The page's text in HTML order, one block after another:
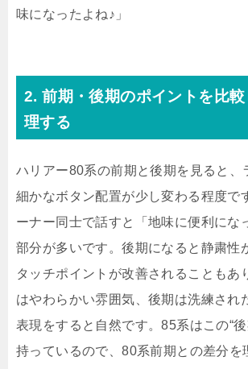
味になったよね♪」
2. 前期・後期のポイントを比
理する
ハリアー80系の前期と後期を見ると、
細かなボタン配置が少し変わる程度で
ーナー同士で話すと「地味に便利にな
部分が多いです。後期になると静粛性
タッチポイントが改善されることもあ
はやわらかい雰囲気、後期は洗練され
表現をすると自然です。85系はこの“
持っているので、80系前期との差分を